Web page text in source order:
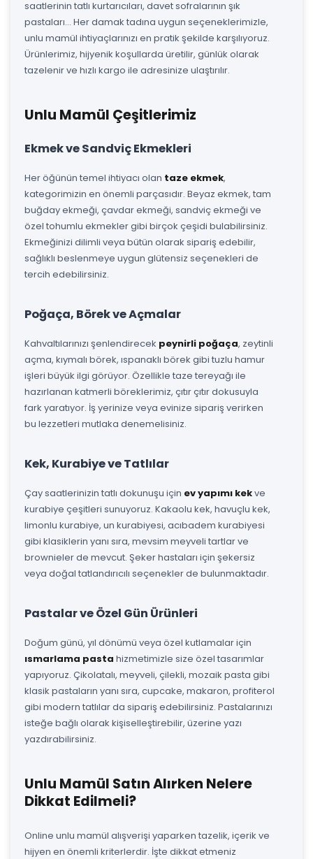
saatlerinin tatlı kurtarıcıları, davet sofralarının şık
pastaları... Her damak tadına uygun seçeneklerimizle,
unlu mamül ihtiyaçlarınızı en pratik şekilde karşılıyoruz.
Ürünlerimiz, hijyenik koşullarda üretilir, günlük olarak
tazelenir ve hızlı kargo ile adresinize ulaştırılır.
Unlu Mamül Çeşitlerimiz
Ekmek ve Sandviç Ekmekleri
Her öğünün temel ihtiyacı olan taze ekmek,
kategorimizin en önemli parçasıdır. Beyaz ekmek, tam
buğday ekmeği, çavdar ekmeği, sandviç ekmeği ve
özel tohumlu ekmekler gibi birçok çeşidi bulabilirsiniz.
Ekmeğinizi dilimli veya bütün olarak sipariş edebilir,
sağlıklı beslenmeye uygun glütensiz seçenekleri de
tercih edebilirsiniz.
Poğaça, Börek ve Açmalar
Kahvaltılarınızı şenlendirecek peynirli poğaça, zeytinli
açma, kıymalı börek, ıspanaklı börek gibi tuzlu hamur
işleri büyük ilgi görüyor. Özellikle taze tereyağı ile
hazırlanan katmerli böreklerimiz, çıtır çıtır dokusuyla
fark yaratıyor. İş yerinize veya evinize sipariş verirken
bu lezzetleri mutlaka denemelisiniz.
Kek, Kurabiye ve Tatlılar
Çay saatlerinizin tatlı dokunuşu için ev yapımı kekve
kurabiye çeşitleri sunuyoruz. Kakaolu kek, havuçlu kek,
limonlu kurabiye, un kurabiyesi, acıbadem kurabiyesi
gibi klasiklerin yanı sıra, mevsim meyveli tartlar ve
brownieler de mevcut. Şeker hastaları için şekersiz
veya doğal tatlandırıcılı seçenekler de bulunmaktadır.
Pastalar ve Özel Gün Ürünleri
Doğum günü, yıl dönümü veya özel kutlamalar için
ısmarlama pasta hizmetimizle size özel tasarımlar
yapıyoruz. Çikolatalı, meyveli, çilekli, mozaik pasta gibi
klasik pastaların yanı sıra, cupcake, makaron, profiterol
gibi modern tatlılar da sipariş edebilirsiniz. Pastalarınızı
isteğe bağlı olarak kişiselleştirebilir, üzerine yazı
yazdırabilirsiniz.
Unlu Mamül Satın Alırken Nelere
Dikkat Edilmeli?
Online unlu mamül alışverişi yaparken tazelik, içerik ve
hijyen en önemli kriterlerdir. İşte dikkat etmeniz